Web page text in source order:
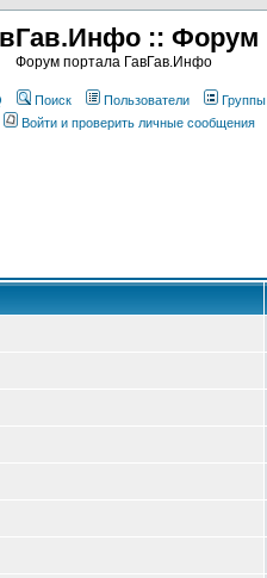
:: Форум
Форум портала ГавГав.Инфо
Поиск Пользователи Группы
Войти и проверить личные сообщения